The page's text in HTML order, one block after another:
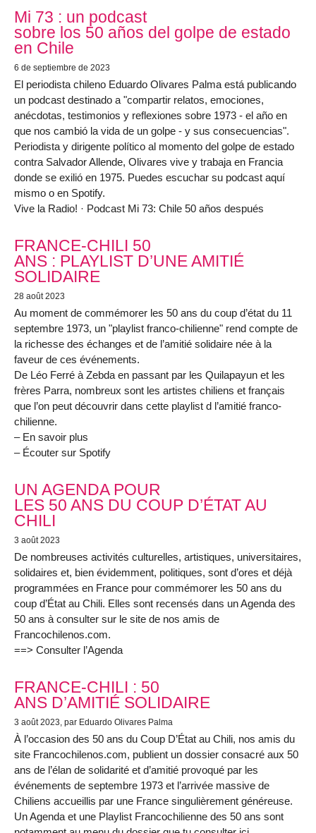
Mi 73 : un podcast
sobre los 50 años del golpe de estado
en Chile
6 de septiembre de 2023
El periodista chileno Eduardo Olivares Palma está publicando
un podcast destinado a "compartir relatos, emociones,
anécdotas, testimonios y reflexiones sobre 1973 - el año en
que nos cambió la vida de un golpe - y sus consecuencias".
Periodista y dirigente político al momento del golpe de estado
contra Salvador Allende, Olivares vive y trabaja en Francia
donde se exilió en 1975. Puedes escuchar su podcast aquí
mismo o en Spotify.
Vive la Radio! · Podcast Mi 73: Chile 50 años después
FRANCE-CHILI 50
ANS : PLAYLIST D’UNE AMITIÉ
SOLIDAIRE
28 août 2023
Au moment de commémorer les 50 ans du coup d’état du 11
septembre 1973, un "playlist franco-chilienne" rend compte de
la richesse des échanges et de l’amitié solidaire née à la
faveur de ces événements.
De Léo Ferré à Zebda en passant par les Quilapayun et les
frères Parra, nombreux sont les artistes chiliens et français
que l’on peut découvrir dans cette playlist d l’amitié franco-
chilienne.
– En savoir plus
– Écouter sur Spotify
UN AGENDA POUR
LES 50 ANS DU COUP D’ÉTAT AU
CHILI
3 août 2023
De nombreuses activités culturelles, artistiques, universitaires,
solidaires et, bien évidemment, politiques, sont d’ores et déjà
programmées en France pour commémorer les 50 ans du
coup d’État au Chili. Elles sont recensés dans un Agenda des
50 ans à consulter sur le site de nos amis de
Francochilenos.com.
==> Consulter l’Agenda
FRANCE-CHILI : 50
ANS D’AMITIÉ SOLIDAIRE
3 août 2023 , par Eduardo Olivares Palma
À l’occasion des 50 ans du Coup D’État au Chili, nos amis du
site Francochilenos.com, publient un dossier consacré aux 50
ans de l’élan de solidarité et d’amitié provoqué par les
événements de septembre 1973 et l’arrivée massive de
Chiliens accueillis par une France singulièrement généreuse.
Un Agenda et une Playlist Francochilienne des 50 ans sont